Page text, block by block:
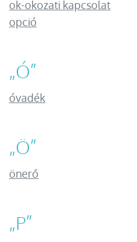
ok-okozati kapcsolat
opció
„Ó”
óvadék
„Ö”
önerő
„P”